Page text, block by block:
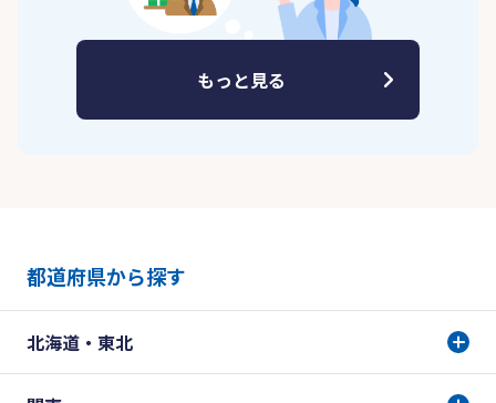
もっと見る
都道府県から探す
北海道・東北